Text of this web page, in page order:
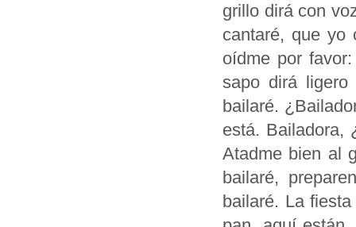
grillo dirá con
cantaré, que yo
oídme por
sapo dirá
bailaré.
está. Bailadora,
Atadme bien al
bailaré,
bailaré. La